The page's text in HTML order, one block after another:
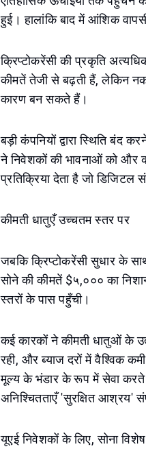
हुई। हालांकि बाद में आंशिक
क्रिप्टोकरेंसी की प्रकृति
कीमतें तेजी से बढ़ती हैं, लेकिन
कारण बन सकते हैं।
बड़ी कंपनियों द्वारा स्थिति बंद
ने निवेशकों की भावनाओं को और
प्रतिक्रिया देता है जो डिजिटल
कीमती धातुएँ उच्चतम स्तर पर
जबकि क्रिप्टोकरेंसी सुधार के
सोने की कीमतें $५,००० का
स्तरों के पास पहुँची।
कई कारकों ने कीमती धातुओं के
रही, और ब्याज दरों में वैश्विक
मूल्य के भंडार के रूप में सेवा करते
अनिश्चितताएँ 'सुरक्षित आश्रय'
यूएई निवेशकों के लिए, सोना